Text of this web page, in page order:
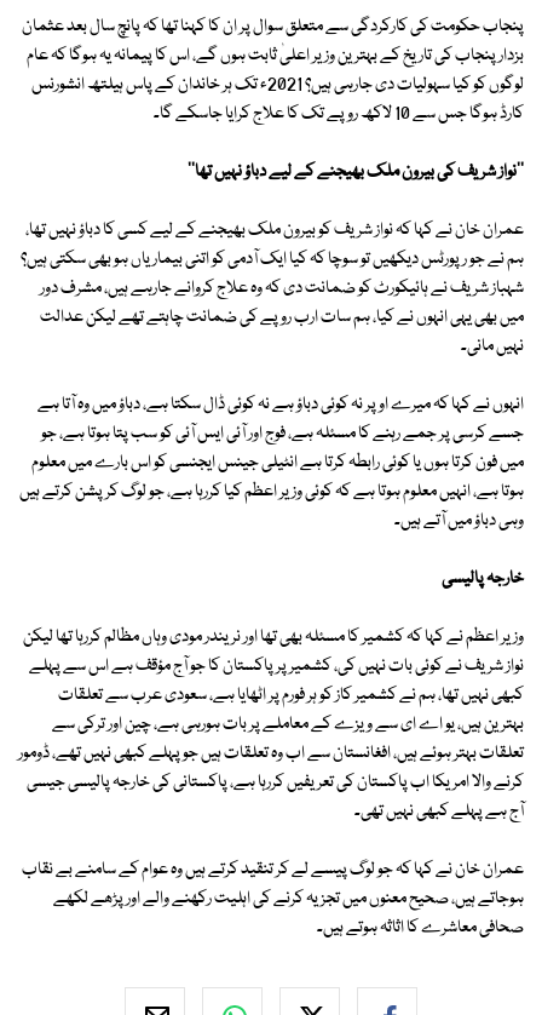
پنجاب حکومت کی کارکردگی سے متعلق سوال پر ان کا کہنا تھا کہ پانچ سال بعد عثمان
بزدار پنجاب کی تاریخ کے بہترین وزیر اعلیٰ ثابت ہوں گے، اس کا پیمانہ یہ ہوگا کہ عام
لوگوں کو کیا سہولیات دی جارہی ہیں؟ 2021ء تک ہر خاندان کے پاس ہیلتھ انشورنس
کارڈ ہوگا جس سے 10 لاکھ روپے تک کا علاج کرایا جاسکے گا۔
''نواز شریف کی بیرون ملک بھیجنے کے لیے دباؤ نہیں تھا''
عمران خان نے کہا کہ نواز شریف کو بیرون ملک بھیجنے کے لیے کسی کا دباؤ نہیں تھا،
ہم نے جو رپورٹس دیکھیں تو سوچا کہ کیا ایک آدمی کو اتنی بیماریاں ہو بھی سکتی ہیں؟
شہباز شریف نے ہائیکورٹ کو ضمانت دی کہ وہ علاج کروانے جارہے ہیں، مشرف دور
میں بھی یہی انہوں نے کیا، ہم سات ارب روپے کی ضمانت چاہتے تھے لیکن عدالت
نہیں مانی۔
انہوں نے کہا کہ میرے اوپر نہ کوئی دباؤ ہے نہ کوئی ڈال سکتا ہے، دباؤ میں وہ آتا ہے
جسے کرسی پر جمے رہنے کا مسئلہ ہے، فوج اور آئی ایس آئی کو سب پتا ہوتا ہے، جو
میں فون کرتا ہوں یا کوئی رابطہ کرتا ہے انٹیلی جینس ایجنسی کو اس بارے میں معلوم
ہوتا ہے، انہیں معلوم ہوتا ہے کہ کوئی وزیر اعظم کیا کررہا ہے، جو لوگ کرپشن کرتے ہیں
وہی دباؤ میں آتے ہیں۔
خارجہ پالیسی
وزیر اعظم نے کہا کہ کشمیر کا مسئلہ بھی تھا اور نریندر مودی وہاں مظالم کررہا تھا لیکن
نواز شریف نے کوئی بات نہیں کی، کشمیر پر پاکستان کا جو آج مؤقف ہے اس سے پہلے
کبھی نہیں تھا، ہم نے کشمیر کاز کو ہر فورم پر اٹھایا ہے، سعودی عرب سے تعلقات
بہترین ہیں، یو اے ای سے ویزے کے معاملے پر بات ہورہی ہے، چین اور ترکی سے
تعلقات بہتر ہوئے ہیں، افغانستان سے اب وہ تعلقات ہیں جو پہلے کبھی نہیں تھے، ڈومور
کرنے والا امریکا اب پاکستان کی تعریفیں کررہا ہے، پاکستانی کی خارجہ پالیسی جیسی
آج ہے پہلے کبھی نہیں تھی۔
عمران خان نے کہا کہ جو لوگ پیسے لے کر تنقید کرتے ہیں وہ عوام کے سامنے بے نقاب
ہوجاتے ہیں، صحیح معنوں میں تجزیہ کرنے کی اہلیت رکھنے والے اور پڑھے لکھے
صحافی معاشرے کا اثاثہ ہوتے ہیں۔